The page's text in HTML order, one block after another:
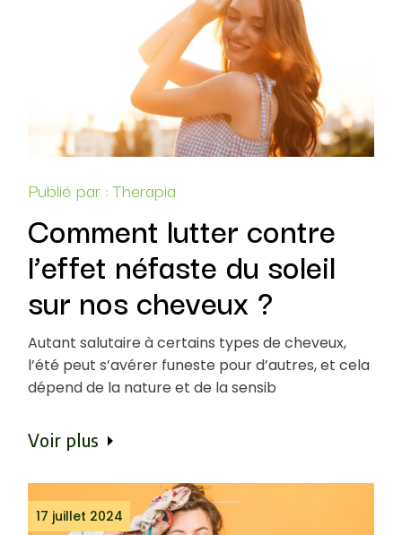
Publié par :Therapia
Comment lutter contre
l’effet néfaste du soleil
sur nos cheveux ?
Autant salutaire à certains types de cheveux,
l’été peut s’avérer funeste pour d’autres, et cela
dépend de la nature et de la sensib
Voir plus
17 juillet 2024